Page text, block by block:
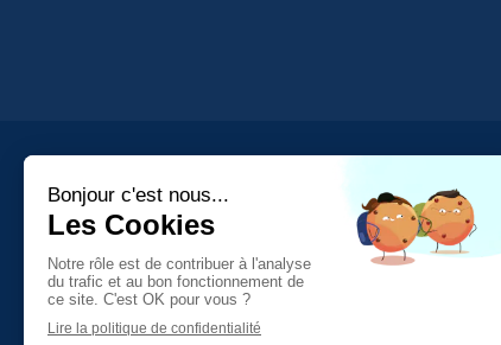
Comité Social